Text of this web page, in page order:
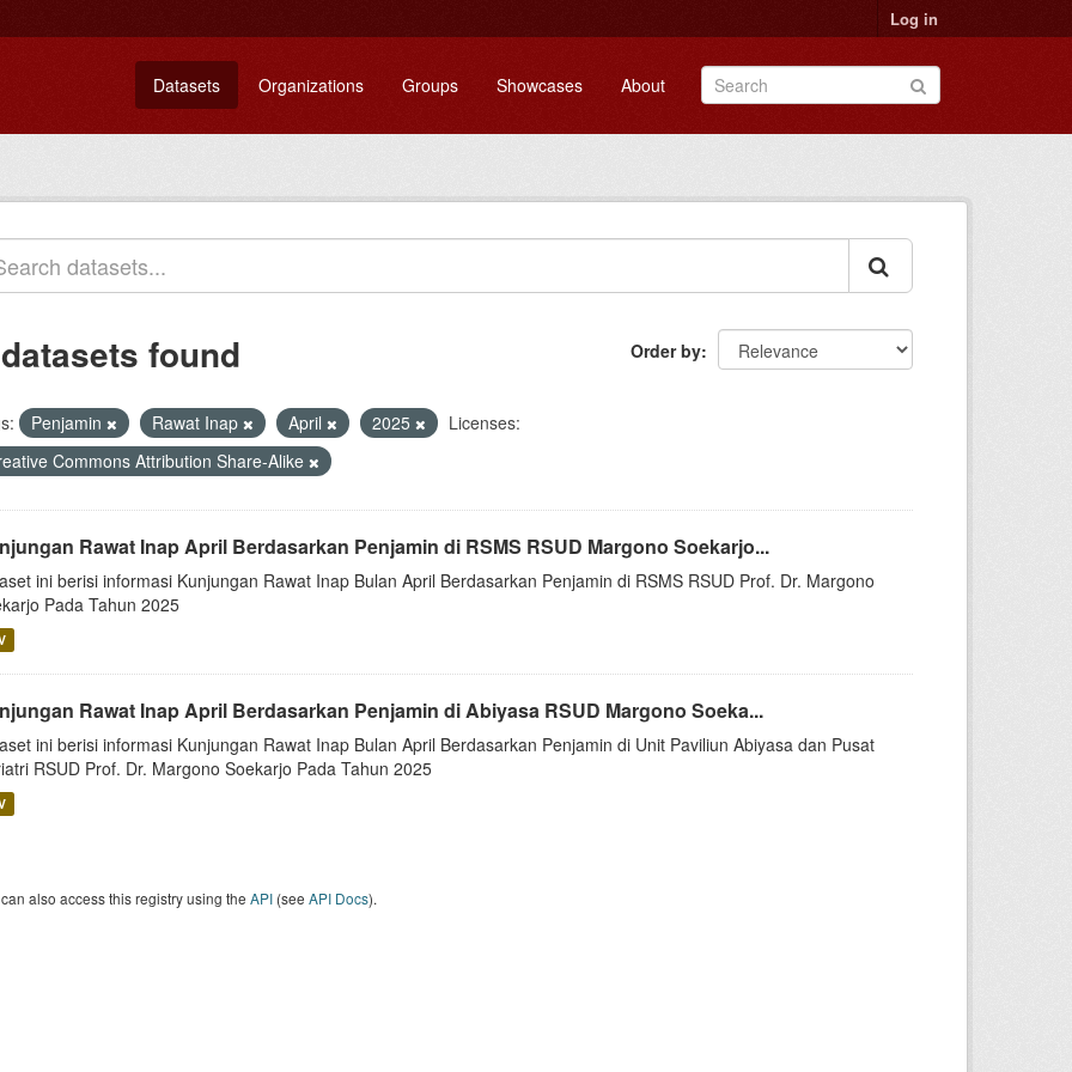
Log in
Datasets Organizations Groups Showcases About
Order by
found
Penjamin Rawat Inap April 2025
Licenses:
Commons Attribution Share-Alike
Rawat Inap April Berdasarkan Penjamin di RSMS RSUD Margono Soekarjo...
ini berisi informasi Kunjungan Rawat Inap Bulan April Berdasarkan Penjamin di RSMS RSUD Prof. Dr. Margono
Pada Tahun 2025
Rawat Inap April Berdasarkan Penjamin di Abiyasa RSUD Margono Soeka...
ini berisi informasi Kunjungan Rawat Inap Bulan April Berdasarkan Penjamin di Unit Paviliun Abiyasa dan Pusat
RSUD Prof. Dr. Margono Soekarjo Pada Tahun 2025
also access this registry using the API (see API Docs).